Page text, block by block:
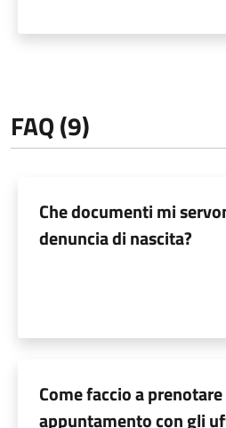
FAQ (9)
Che documenti mi
denuncia di nascita?
Come faccio a
appuntamento con gli